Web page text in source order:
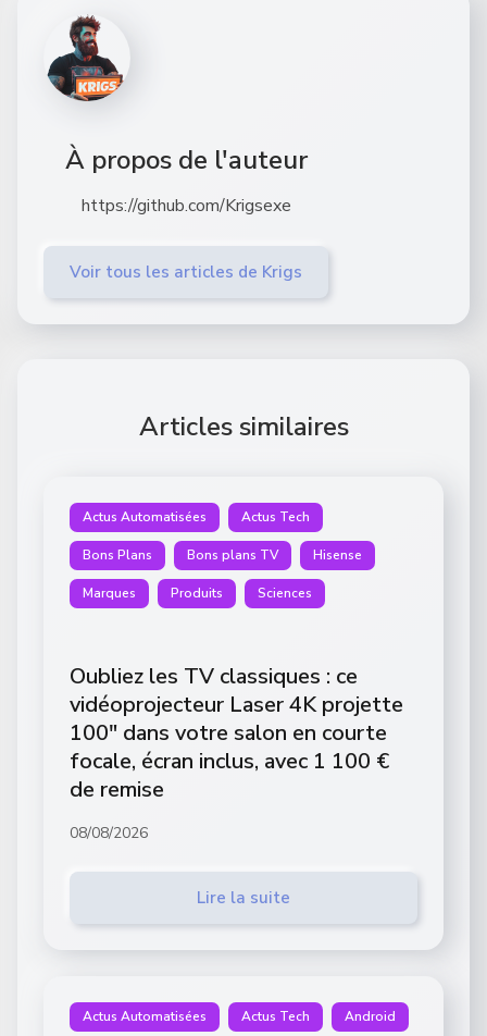
À propos de l'auteur
https://github.com/Krigsexe
Voir tous les articles de Krigs
Articles similaires
Actus Automatisées Actus Tech
Bons Plans Bons plans TV Hisense
Marques Produits Sciences
Oubliez les TV classiques : ce
vidéoprojecteur Laser 4K projette
100″ dans votre salon en courte
focale, écran inclus, avec 1 100 €
de remise
08/08/2026
Lire la suite
Actus Automatisées Actus Tech Android